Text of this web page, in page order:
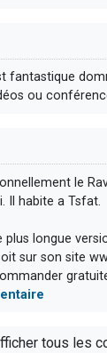
fantastique
ou
le
Il habite a Tsfat.
plus longue
sur son site
tous les